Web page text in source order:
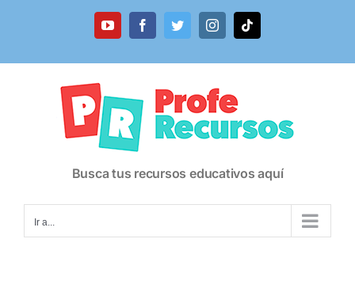
YouTubeFacebookTwitterInstagramTiktok
Busca tus recursos educativos aquí
Ir a...